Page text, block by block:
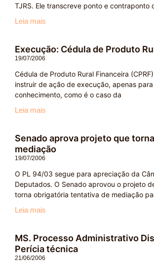
TJRS. Ele transcreve ponto e contraponto
Leia mais
Execução: Cédula de Produto
19/07/2006
Cédula de Produto Rural Financeira
instruir de ação de execução, apenas
conhecimento, como é o caso da
Leia mais
Senado aprova projeto que
mediação
19/07/2006
O PL 94/03 segue para apreciação da
Deputados. O Senado aprovou o projeto
torna obrigatória tentativa de mediação
Leia mais
MS. Processo Administrativo
Perícia técnica
21/06/2006